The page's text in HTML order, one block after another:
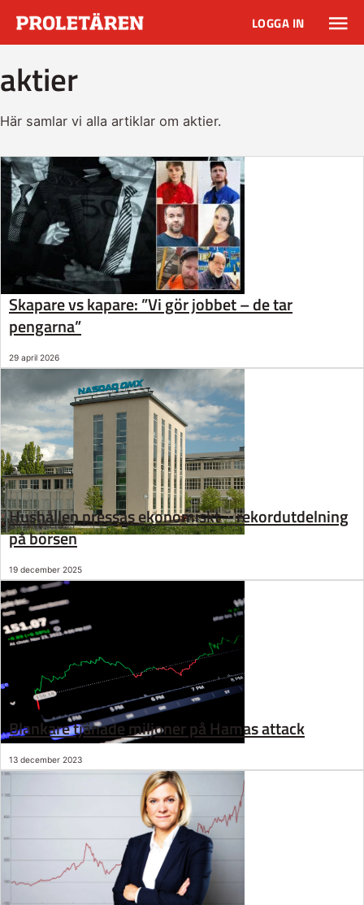
LOGGA IN
aktier
Här samlar vi alla artiklar om aktier.
Skapare vs kapare: ”Vi gör jobbet – de tar
pengarna”
29 april 2026
Hushållen pressas ekonomiskt – rekordutdelning
på börsen
19 december 2025
Blankare tjänade miljoner på Hamas attack
13 december 2023